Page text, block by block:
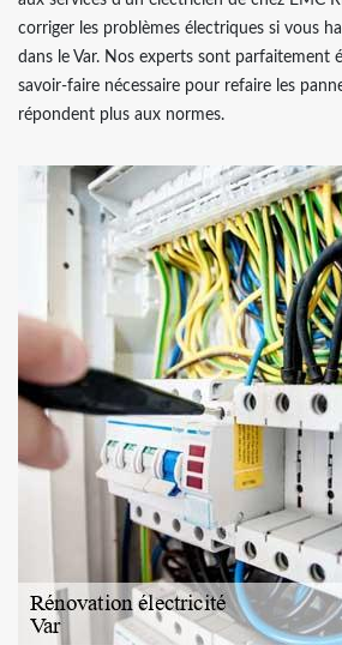
corriger les problèmes électriques si vous
dans le Var. Nos experts sont parfaitement
savoir-faire nécessaire pour refaire les
répondent plus aux normes.